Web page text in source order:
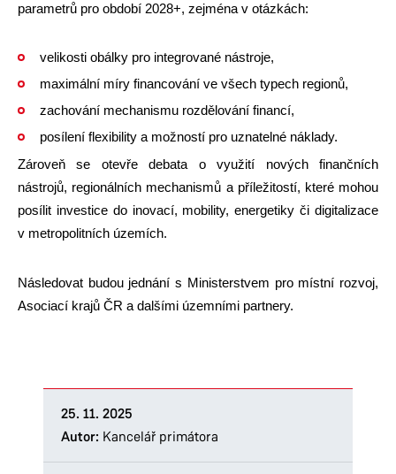
parametrů pro období 2028+, zejména v otázkách:
velikosti obálky pro integrované nástroje,
maximální míry financování ve všech typech regionů,
zachování mechanismu rozdělování financí,
posílení flexibility a možností pro uznatelné náklady.
Zároveň se otevře debata o využití nových finančních
nástrojů, regionálních mechanismů a příležitostí, které mohou
posílit investice do inovací, mobility, energetiky či digitalizace
v metropolitních územích.
Následovat budou jednání s Ministerstvem pro místní rozvoj,
Asociací krajů ČR a dalšími územními partnery.
25. 11. 2025
Autor: Kancelář primátora